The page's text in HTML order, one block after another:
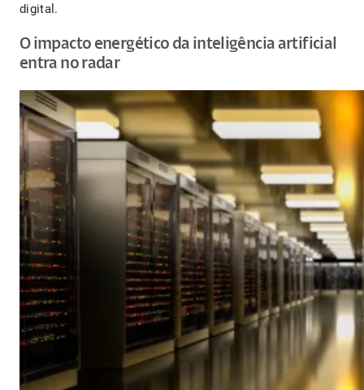
digital.
O impacto energético da inteligência artificial
entra no radar